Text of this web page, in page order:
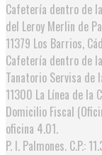
Cafetería dentro de
del Leroy Merlin de
11379 Los Barrios,
Cafetería dentro de
Tanatorio Servisa de
11300 La Línea de la
Domicilio Fiscal
oficina 4.01.
P. I. Palmones. C.P.: